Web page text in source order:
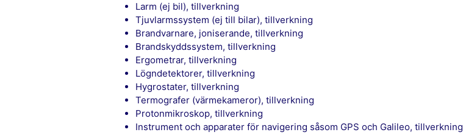
Larm (ej bil), tillverkning
Tjuvlarmssystem (ej till bilar), tillverkning
Brandvarnare, joniserande, tillverkning
Brandskyddssystem, tillverkning
Ergometrar, tillverkning
Lögndetektorer, tillverkning
Hygrostater, tillverkning
Termografer (värmekameror), tillverkning
Protonmikroskop, tillverkning
Instrument och apparater för navigering såsom GPS och Galileo, tillverkning